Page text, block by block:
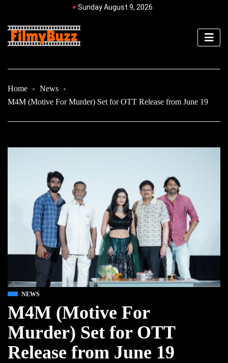
Sunday August 9, 2026
Home
News
M4M (Motive For Murder) Set for OTT Release from June 19
NEWS
M4M (Motive For
Murder) Set for OTT
Release from June 19